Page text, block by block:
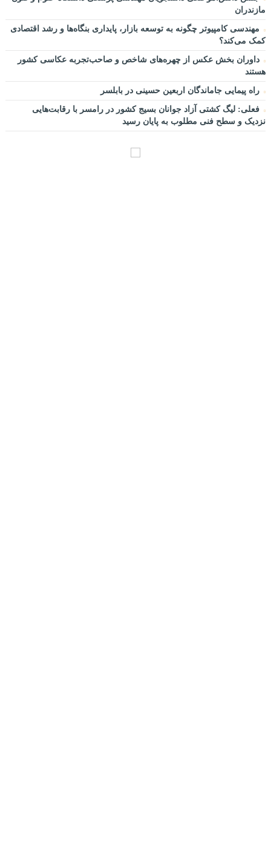
مازندران
مهندسی کامپیوتر چگونه به توسعه بازار، پایداری بنگاه‌ها و رشد اقتصادی
کمک می‌کند؟
داوران بخش عکس از چهره‌های شاخص و صاحب‌تجربه عکاسی کشور
هستند
راه پیمایی جاماندگان اربعین حسینی در بابلسر
فعلی: لیگ کشتی آزاد جوانان بسیج کشور در رامسر با رقابت‌هایی
نزدیک و سطح فنی مطلوب به پایان رسید